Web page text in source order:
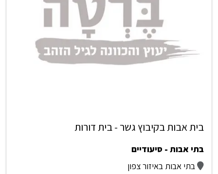
בית אבות בקיבוץ גשר - בית דורות
בתי אבות - סיעודיים
בתי אבות באיזור צפון